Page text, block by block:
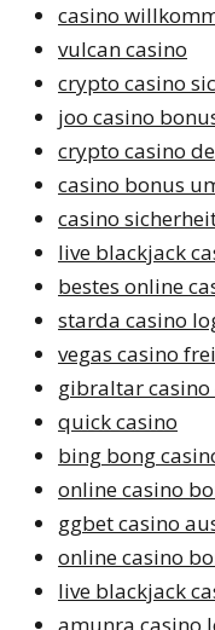
casino
vulcan casino
crypto casino
joo casino
crypto casino
casino bonus
casino
live blackjack
bestes online
starda casino
vegas casino
gibraltar
quick casino
bing bong
online casino
ggbet casino
online casino
live blackjack